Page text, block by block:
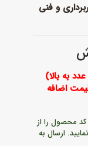
و فنی
قیمت درج‌شده برای خرید عمده (۵۰ عدد به بالا)
تکی ۲۰٪ به قیمت اضافه
محصول را از
ارسال به